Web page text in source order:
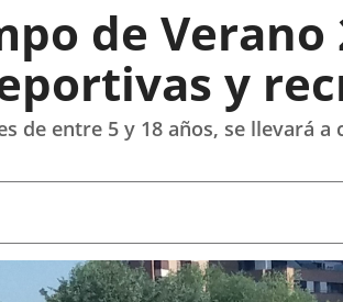
ventana
de Verano
y
de entre 5 y 18 años, se llevará a